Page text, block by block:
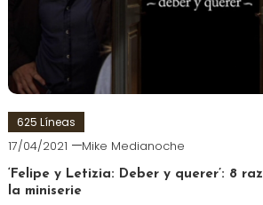
625 Líneas
17/04/2021 Mike Medianoche
‘Felipe y Letizia: Deber y querer’: 8
la miniserie